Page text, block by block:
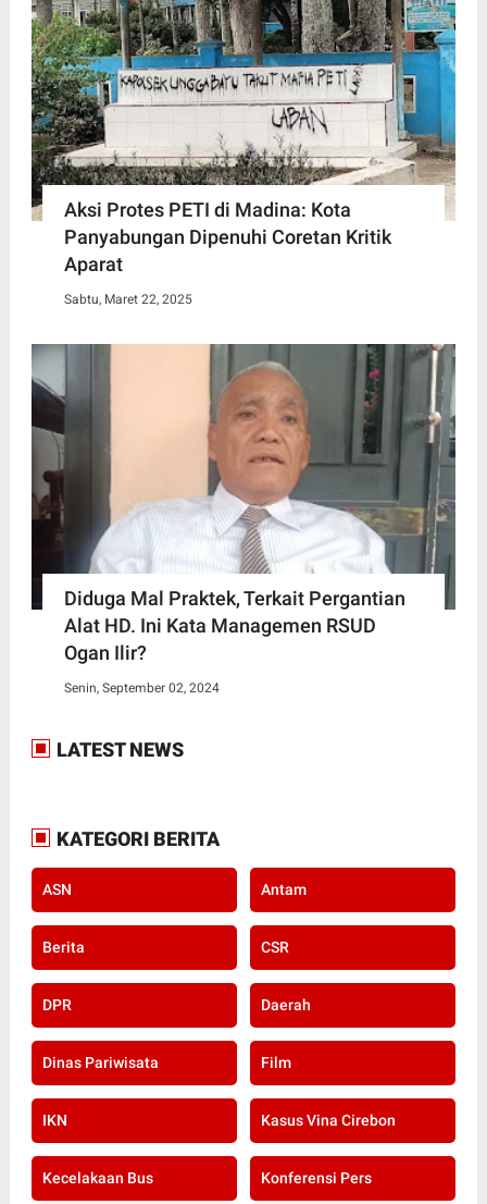
Aksi Protes PETI di Madina: Kota
Panyabungan Dipenuhi Coretan Kritik
Aparat
Sabtu, Maret 22, 2025
Diduga Mal Praktek, Terkait Pergantian
Alat HD. Ini Kata Managemen RSUD
Ogan Ilir?
Senin, September 02, 2024
LATEST NEWS
KATEGORI BERITA
ASN Antam
Berita CSR
DPR Daerah
Dinas Pariwisata Film
IKN Kasus Vina Cirebon
Kecelakaan Bus Konferensi Pers